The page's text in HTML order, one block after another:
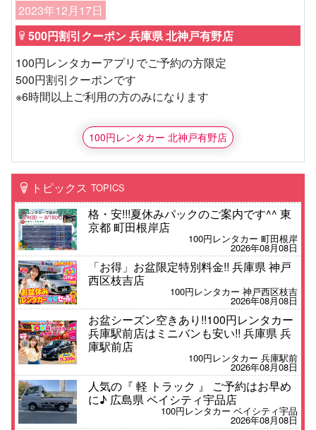
2023年12月17日
500円割引クーポン 兵庫県 北神戸有野店
100円レンタカーアプリでご予約の方限定
500円割引クーポンです
※6時間以上ご利用の方のみになります
100円レンタカー 北神戸有野店
トピックス TOPICS
格・安!!!夏休みパックのご案内です^^ 東
京都 町田根岸店
100円レンタカー 町田根岸
2026年08月08日
「お得」お盆限定特別料金!! 兵庫県 神戸
西区枝吉店
100円レンタカー 神戸西区枝吉
2026年08月08日
お盆シーズン空きあり!!100円レンタカー
兵庫駅前店はミニバンも安い!! 兵庫県 兵
庫駅前店
100円レンタカー 兵庫駅前
2026年08月08日
人気の『 軽 トラック 』 ご予約はお早め
に♪ 広島県 ベイシティ宇品店
100円レンタカー ベイシティ宇品
2026年08月08日